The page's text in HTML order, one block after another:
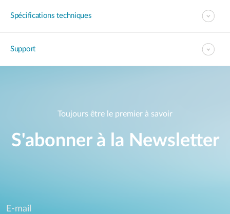
Spécifications techniques
Support
Toujours être le premier à savoir
S'abonner à la Newsletter